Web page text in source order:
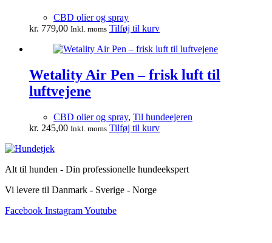
CBD olier og spray
kr. 779,00 Inkl. moms Tilføj til kurv
Wetality Air Pen – frisk luft til
luftvejene
CBD olier og spray, Til hundeejeren
kr. 245,00 Inkl. moms Tilføj til kurv
Alt til hunden - Din professionelle hundeekspert
Vi levere til Danmark - Sverige - Norge
Facebook InstagramYoutube